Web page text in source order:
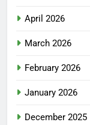
April 2026
March 2026
February 2026
January 2026
December 2025